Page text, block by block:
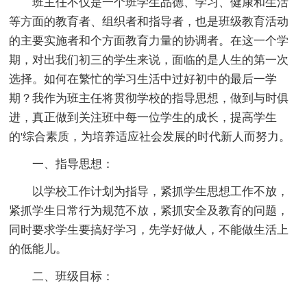
等方面的教育者、组织者和指导者，也是班级教育活动
的主要实施者和个方面教育力量的协调者。在这一个学
期，对出我们初三的学生来说，面临的是人生的第一次
选择。如何在繁忙的学习生活中过好初中的最后一学
期？我作为班主任将贯彻学校的指导思想，做到与时俱
进，真正做到关注班中每一位学生的成长，提高学生
的'综合素质，为培养适应社会发展的时代新人而努力。
一、指导思想：
以学校工作计划为指导，紧抓学生思想工作不放，
紧抓学生日常行为规范不放，紧抓安全及教育的问题，
同时要求学生要搞好学习，先学好做人，不能做生活上
的低能儿。
二、班级目标：